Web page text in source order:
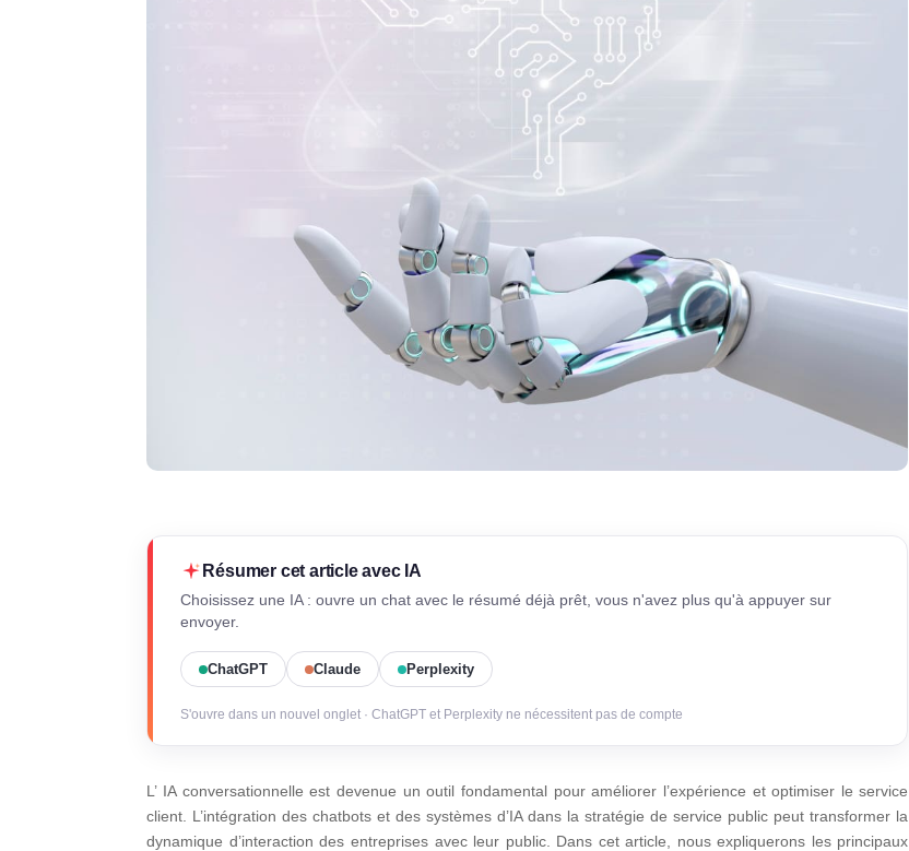
Résumer cet article avec IA
Choisissez une IA : ouvre un chat avec le résumé déjà prêt, vous n'avez plus qu'à appuyer sur
envoyer.
ChatGPT Claude Perplexity
S'ouvre dans un nouvel onglet · ChatGPT et Perplexity ne nécessitent pas de compte
L’ IA conversationnelle est devenue un outil fondamental pour améliorer l’expérience et optimiser le service
client. L’intégration des chatbots et des systèmes d’IA dans la stratégie de service public peut transformer la
dynamique d’interaction des entreprises avec leur public. Dans cet article, nous expliquerons les principaux